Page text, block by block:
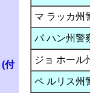
付
マ ラッカ州
パ ハン州警
ジョ ホール
ペ ルリス州